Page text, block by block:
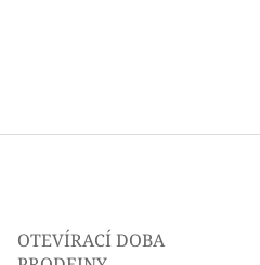
OTEVÍRACÍ DOBA